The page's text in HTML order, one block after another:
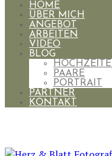
HOME
ÜBER MICH
ANGEBOT
ARBEITEN
VIDEO
BLOG
PAARE
PORTRAIT
PARTNER
KONTAKT